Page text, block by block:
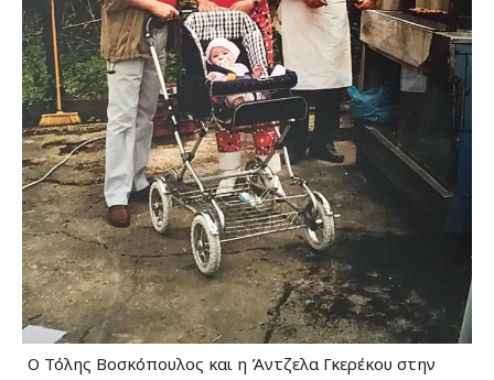
Ο Τόλης Βοσκόπουλος και η Άντζελα Γκερέκου στην